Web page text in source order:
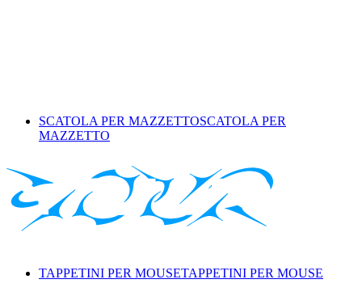
SCATOLA PER MAZZETTOSCATOLA PER
MAZZETTO
TAPPETINI PER MOUSETAPPETINI PER MOUSE